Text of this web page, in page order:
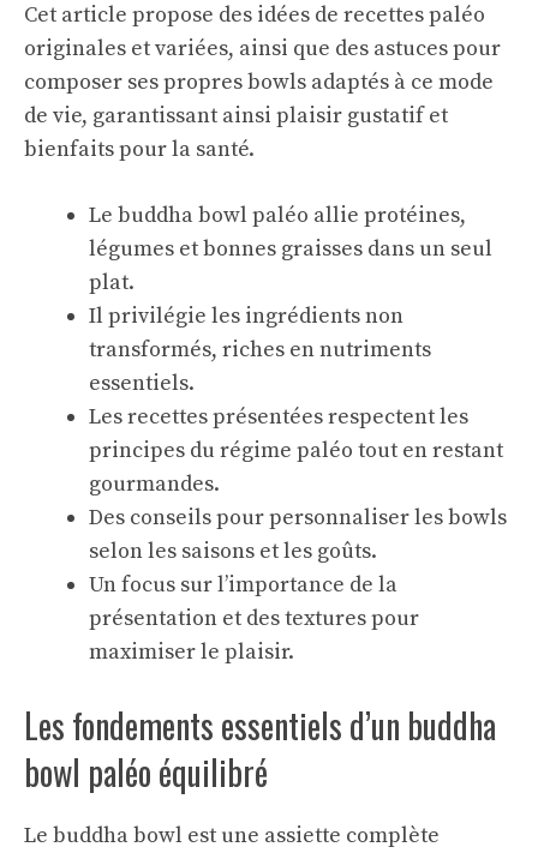
Cet article propose des idées de recettes paléo
originales et variées, ainsi que des astuces pour
composer ses propres bowls adaptés à ce mode
de vie, garantissant ainsi plaisir gustatif et
bienfaits pour la santé.
Le buddha bowl paléo allie protéines,
légumes et bonnes graisses dans un seul
plat.
Il privilégie les ingrédients non
transformés, riches en nutriments
essentiels.
Les recettes présentées respectent les
principes du régime paléo tout en restant
gourmandes.
Des conseils pour personnaliser les bowls
selon les saisons et les goûts.
Un focus sur l’importance de la
présentation et des textures pour
maximiser le plaisir.
Les fondements essentiels d’un buddha
bowl paléo équilibré
Le buddha bowl est une assiette complète